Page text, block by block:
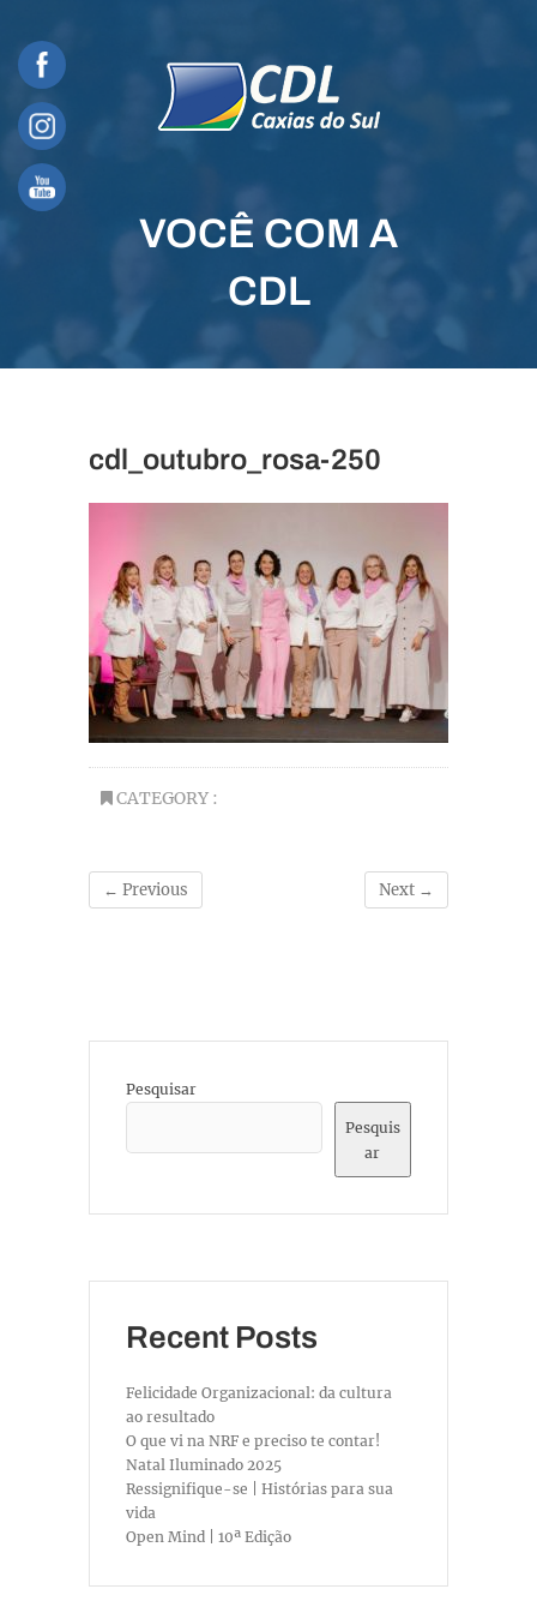
content
VOCÊ COM A
CDL
cdl_outubro_rosa-250
CATEGORY :
← Previous Next →
Pesquisar
Pesquis
ar
Recent Posts
Felicidade Organizacional: da cultura
ao resultado
O que vi na NRF e preciso te contar!
Natal Iluminado 2025
Ressignifique-se | Histórias para sua
vida
Open Mind | 10ª Edição